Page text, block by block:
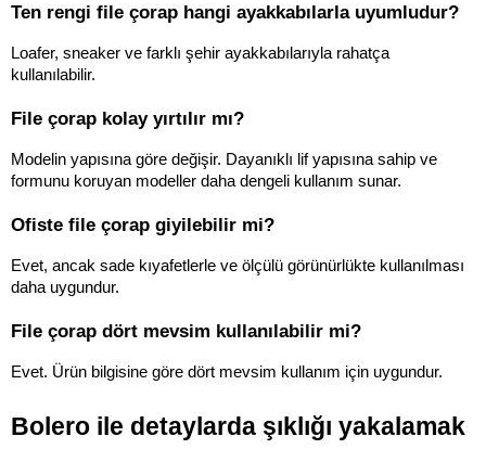
Ten rengi file çorap hangi ayakkabılarla uyumludur?
Loafer, sneaker ve farklı şehir ayakkabılarıyla rahatça
kullanılabilir.
File çorap kolay yırtılır mı?
Modelin yapısına göre değişir. Dayanıklı lif yapısına sahip ve
formunu koruyan modeller daha dengeli kullanım sunar.
Ofiste file çorap giyilebilir mi?
Evet, ancak sade kıyafetlerle ve ölçülü görünürlükte kullanılması
daha uygundur.
File çorap dört mevsim kullanılabilir mi?
Evet. Ürün bilgisine göre dört mevsim kullanım için uygundur.
Bolero ile detaylarda şıklığı yakalamak